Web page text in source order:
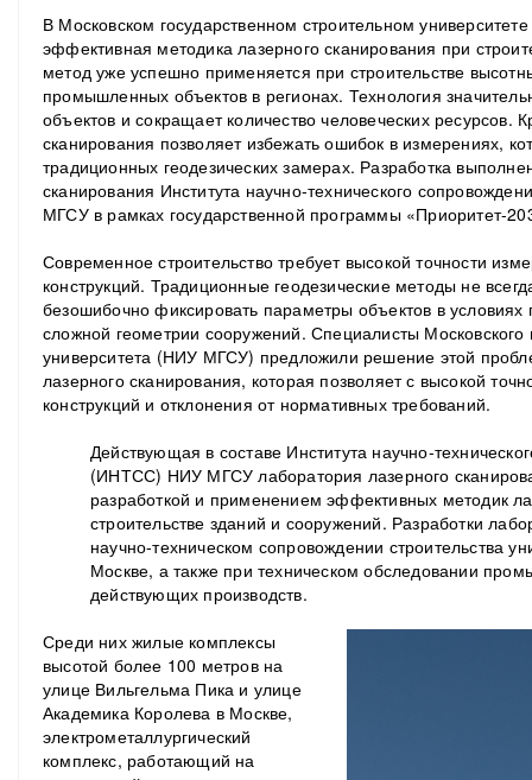
В Московском государственном строительном
эффективная методика лазерного сканирования при
метод уже успешно применяется при строительстве
промышленных объектов в регионах. Технология
объектов и сокращает количество человеческих ресурсов.
сканирования позволяет избежать ошибок в измерениях,
традиционных геодезических замерах. Разработка
сканирования Института научно-технического
МГСУ в рамках государственной программы «Приоритет-
Современное строительство требует высокой точности
конструкций. Традиционные геодезические методы не
безошибочно фиксировать параметры объектов в условиях
сложной геометрии сооружений. Специалисты Московского
университета (НИУ МГСУ) предложили решение этой
лазерного сканирования, которая позволяет с высокой
конструкций и отклонения от нормативных требований.
Действующая в составе Института научно-
(ИНТСС) НИУ МГСУ лаборатория лазерного
разработкой и применением эффективных методик
строительстве зданий и сооружений. Разработки
научно-техническом сопровождении строительства
Москве, а также при техническом обследовании
действующих производств.
Среди них жилые комплексы
высотой более 100 метров на
улице Вильгельма Пика и улице
Академика Королева в Москве,
электрометаллургический
комплекс, работающий на